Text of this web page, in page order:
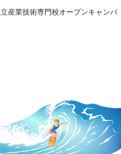
産業技術専門校オープンキャンパ